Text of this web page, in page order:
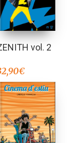
vol. 2
€